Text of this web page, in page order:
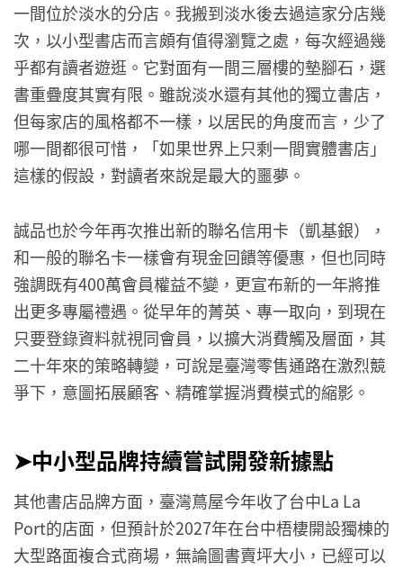
一間位於淡水的分店。我搬到淡水後去過這家分店幾
次，以小型書店而言頗有值得瀏覽之處，每次經過幾
乎都有讀者遊逛。它對面有一間三層樓的墊腳石，選
書重疊度其實有限。雖說淡水還有其他的獨立書店，
但每家店的風格都不一樣，以居民的角度而言，少了
哪一間都很可惜，「如果世界上只剩一間實體書店」
這樣的假設，對讀者來說是最大的噩夢。
誠品也於今年再次推出新的聯名信用卡（凱基銀），
和一般的聯名卡一樣會有現金回饋等優惠，但也同時
強調既有400萬會員權益不變，更宣布新的一年將推
出更多專屬禮遇。從早年的菁英、專一取向，到現在
只要登錄資料就視同會員，以擴大消費觸及層面，其
二十年來的策略轉變，可說是臺灣零售通路在激烈競
爭下，意圖拓展顧客、精確掌握消費模式的縮影。
➤中小型品牌持續嘗試開發新據點
其他書店品牌方面，臺灣蔦屋今年收了台中La La
Port的店面，但預計於2027年在台中梧棲開設獨棟的
大型路面複合式商場，無論圖書賣坪大小，已經可以